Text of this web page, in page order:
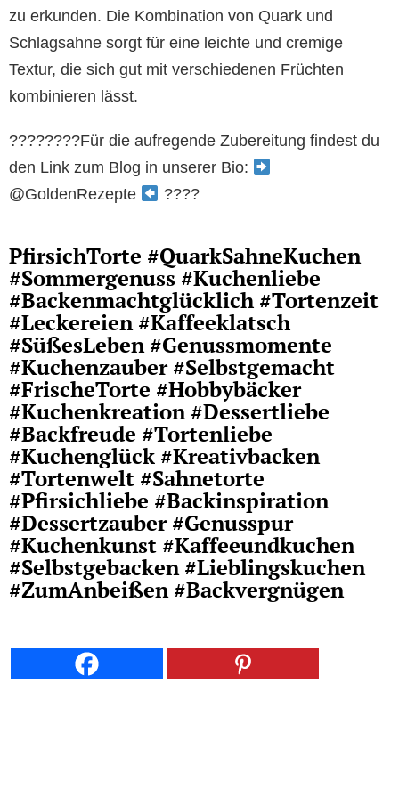
zu erkunden. Die Kombination von Quark und
Schlagsahne sorgt für eine leichte und cremige
Textur, die sich gut mit verschiedenen Früchten
kombinieren lässt.
????????Für die aufregende Zubereitung findest du
den Link zum Blog in unserer Bio:
@GoldenRezepte
????
PfirsichTorte #QuarkSahneKuchen
#Sommergenuss #Kuchenliebe
#Backenmachtglücklich #Tortenzeit
#Leckereien #Kaffeeklatsch
#SüßesLeben #Genussmomente
#Kuchenzauber #Selbstgemacht
#FrischeTorte #Hobbybäcker
#Kuchenkreation #Dessertliebe
#Backfreude #Tortenliebe
#Kuchenglück #Kreativbacken
#Tortenwelt #Sahnetorte
#Pfirsichliebe #Backinspiration
#Dessertzauber #Genusspur
#Kuchenkunst #Kaffeeundkuchen
#Selbstgebacken #Lieblingskuchen
#ZumAnbeißen #Backvergnügen